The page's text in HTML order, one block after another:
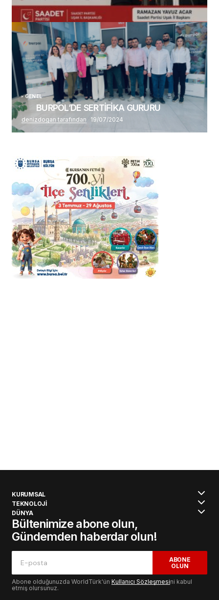
(başlıksız)
Alaattin Karahan tarafından 14/07/2026
GENEL
BURPOL’DE SERTİFİKA GURURU
denizdogan tarafından 19/07/2024
KURUMSAL
TEKNOLOJİ
DÜNYA
Bültenimize abone olun,
Gündemden haberdar olun!
ABONE
OLUN
Abone olduğunuzda WorldTürk'ün Kullanıcı Sözleşmesini kabul
etmiş olursunuz.